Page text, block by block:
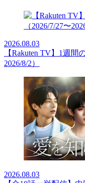
2026.08.03
【Rakuten TV】1週間
2026/8/2）
2026.08.03